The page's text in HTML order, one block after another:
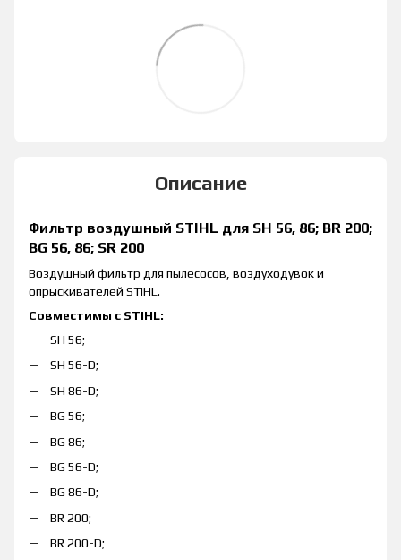
Описание
Фильтр воздушный STIHL для SH 56, 86; BR 200;
BG 56, 86; SR 200
Воздушный фильтр для пылесосов, воздуходувок и
опрыскивателей STIHL.
Совместимы с STIHL:
SH 56;
SH 56-D;
SH 86-D;
BG 56;
BG 86;
BG 56-D;
BG 86-D;
BR 200;
BR 200-D;